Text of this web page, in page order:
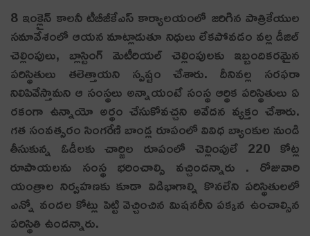
8 ఇంక్లైన్ కాలనీ టీబీజీకేఎస్ కార్యాలయంలో జరిగిన పాత్రికేయుల
సమావేశంలో ఆయన మాట్లాడుతూ నిధులు లేకపోవడం వల్ల డీజిల్
చెల్లింపులు, బ్లాస్టింగ్ మెటీరియల్ చెల్లింపులకు ఇబ్బందికరమైన
పరిస్థితులు తలెత్తాయని స్పష్టం చేశారు. దీనివల్ల సరఫరా
నిలిపివేస్తామని ఆ సంస్థలు అన్నాయంటే సంస్థ ఆర్థిక పరిస్థితులు ఏ
రకంగా ఉన్నాయో అర్థం చేసుకోవచ్చని అవేదన వ్యక్తం చేశారు.
గత సంవత్సరం సింగరేణి బాండ్ల రూపంలో వివిధ బ్యాంకుల నుండి
తీసుకున్న ఓడీలకు చార్జిల రూపంలో చెల్లింపులే 220 కోట్ల
రూపాయలను సంస్థ భరించాల్సి వచ్చిందన్నారు . రోజువారి
యంత్రాల నిర్వహణకు కూడా విడిభాగాల్ని కొనలేని పరిస్థితులలో
ఎన్నో వందల కోట్లు పెట్టి వెచ్చించిన మిషనరీని పక్కన ఉంచాల్సిన
పరిస్థితి ఉందన్నారు.